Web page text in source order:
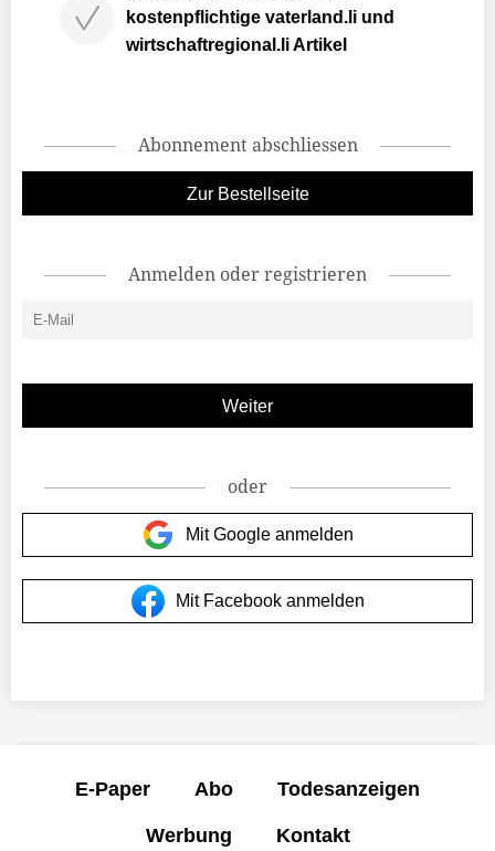
kostenpflichtige vaterland.li und
wirtschaftregional.li Artikel
Abonnement abschliessen
Zur Bestellseite
Anmelden oder registrieren
oder
Mit Google anmelden
Mit Facebook anmelden
E-Paper Abo Todesanzeigen
Werbung Kontakt